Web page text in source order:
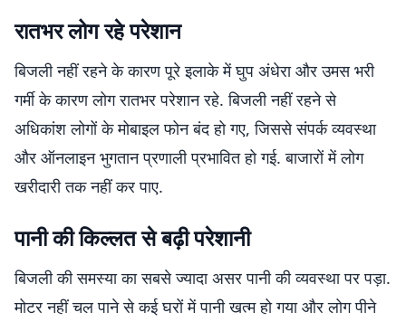
रातभर लोग रहे परेशान
बिजली नहीं रहने के कारण पूरे इलाके में घुप अंधेरा और उमस भरी
गर्मी के कारण लोग रातभर परेशान रहे. बिजली नहीं रहने से
अधिकांश लोगों के मोबाइल फोन बंद हो गए, जिससे संपर्क व्यवस्था
और ऑनलाइन भुगतान प्रणाली प्रभावित हो गई. बाजारों में लोग
खरीदारी तक नहीं कर पाए.
पानी की किल्लत से बढ़ी परेशानी
बिजली की समस्या का सबसे ज्यादा असर पानी की व्यवस्था पर पड़ा.
मोटर नहीं चल पाने से कई घरों में पानी खत्म हो गया और लोग पीने